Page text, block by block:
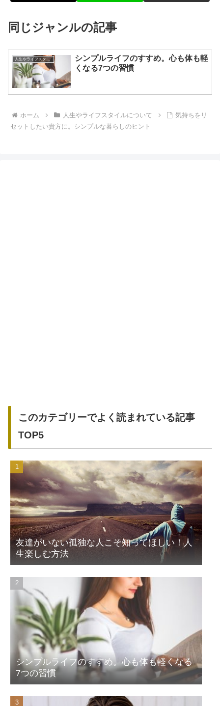
同じジャンルの記事
人生やライフスタイルについて
シンプルライフのすすめ。心も体も軽
くなる7つの習慣
ホーム 人生やライフスタイルについて
気持ちをリ
セットしたい貴方に。シンプルな暮らしのヒント
このカテゴリーでよく読まれている記事
TOP5
友達がいない孤独な人こそ知ってほしい！人
生楽しむ方法
シンプルライフのすすめ。心も体も軽くなる
7つの習慣